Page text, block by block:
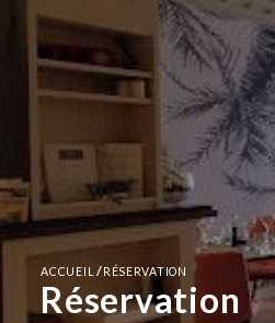
ACCUEIL/ RÉSERVATION
Réservation